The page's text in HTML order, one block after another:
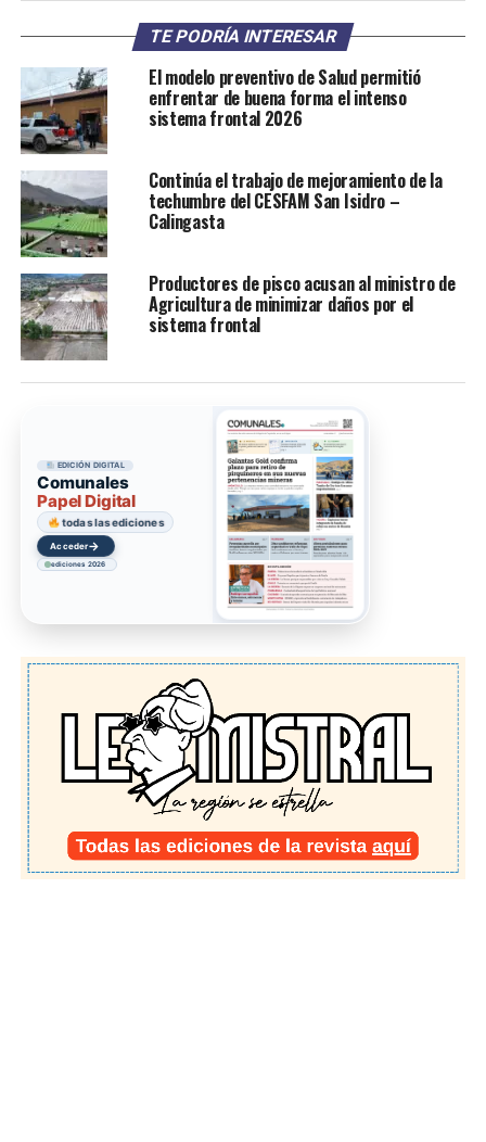
TE PODRÍA INTERESAR
El modelo preventivo de Salud permitió
enfrentar de buena forma el intenso
sistema frontal 2026
Continúa el trabajo de mejoramiento de la
techumbre del CESFAM San Isidro –
Calingasta
Productores de pisco acusan al ministro de
Agricultura de minimizar daños por el
sistema frontal
EDICIÓN DIGITAL
Comunales
Papel Digital
todas las ediciones
Acceder→
ediciones 2026